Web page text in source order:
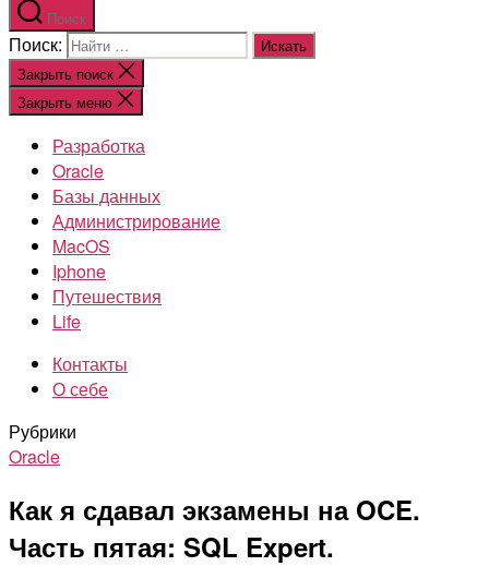
Поиск
Поиск:
Закрыть поиск
Закрыть меню
Разработка
Oracle
Базы данных
Администрирование
MacOS
Iphone
Путешествия
Life
Контакты
О себе
Рубрики
Oracle
Как я сдавал экзамены на OCE.
Часть пятая: SQL Expert.